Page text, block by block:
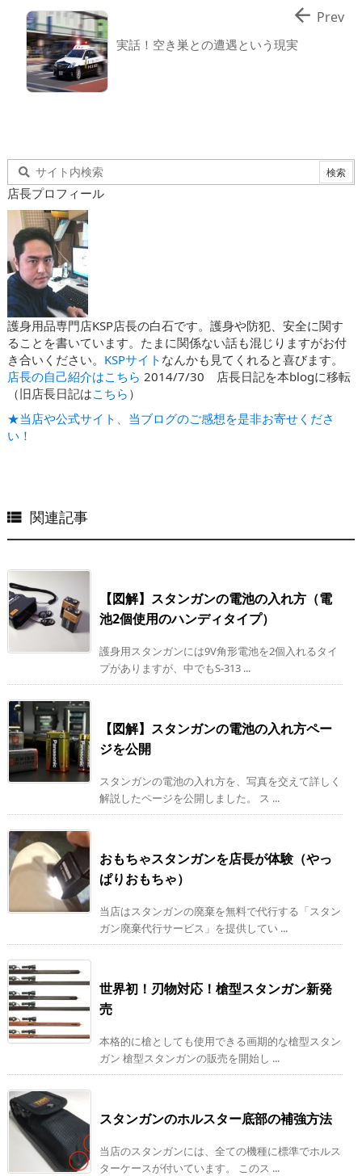
実話！空き巣との遭遇という現実
 Prev
店長プロフィール
護身用品専門店KSP店長の白石です。護身や防犯、安全に関す
ることを書いています。たまに関係ない話も混じりますがお付
き合いください。 KSPサイト なんかも見てくれると喜びます。
店長の自己紹介はこちら 2014/7/30 店長日記を本blogに移転
（旧店長日記はこちら ）
★当店や公式サイト、当ブログのご感想を是非お寄せくださ
い！
 関連記事
【図解】スタンガンの電池の入れ方（電
池2個使用のハンディタイプ）
護身用スタンガンには9V角形電池を2個入れるタイ
プがありますが、中でもS-313 ...
【図解】スタンガンの電池の入れ方ペー
ジを公開
スタンガンの電池の入れ方を、写真を交えて詳しく
解説したページを公開しました。 ス ...
おもちゃスタンガンを店長が体験（やっ
ぱりおもちゃ）
当店はスタンガンの廃棄を無料で代行する「スタン
ガン廃棄代行サービス」を提供してい ...
世界初！刃物対応！槍型スタンガン新発
売
本格的に槍としても使用できる画期的な槍型スタン
ガン 槍型スタンガンの販売を開始し ...
スタンガンのホルスター底部の補強方法
当店のスタンガンには、全ての機種に標準でホルス
ターケースが付いています。 このス ...